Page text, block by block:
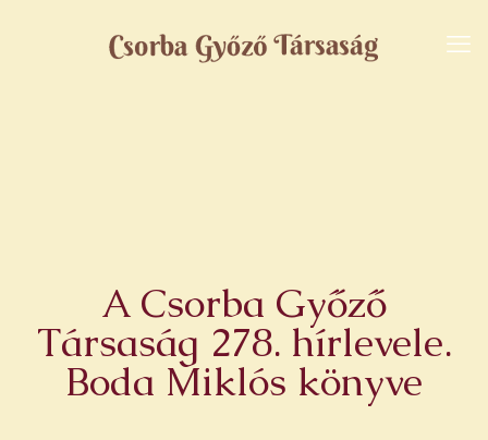
A Csorba Győző
Társaság 278. hírlevele.
Boda Miklós könyve